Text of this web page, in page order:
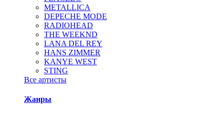
METALLICA
DEPECHE MODE
RADIOHEAD
THE WEEKND
LANA DEL REY
HANS ZIMMER
KANYE WEST
STING
Все артисты
Жанры